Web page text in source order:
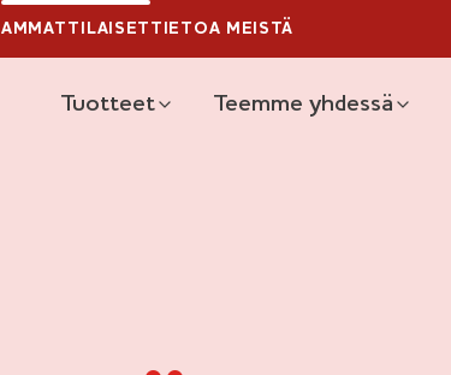
AMMATTILAISET TIETOA MEISTÄ
Päävalikko
Tuotteet Teemme yhdessä